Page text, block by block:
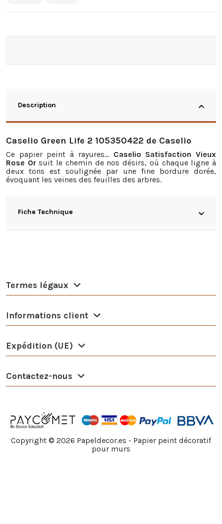
Description
Caselio Green Life 2 105350422 de Caselio
Ce papier peint à rayures... Caselio Satisfaction Vieux
Rose Orsuit le chemin de nos désirs, où chaque ligne à
deux tons est soulignée par une fine bordure dorée,
évoquant les veines des feuilles des arbres.
Fiche Technique
Termes légaux
Informations client
Expédition (UE)
Contactez-nous
Copyright © 2026 Papeldecor.es - Papier peint décoratif
pour murs